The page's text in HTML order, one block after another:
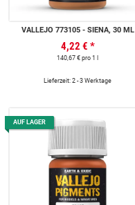
VALLEJO 773105 - SIENA, 30 ML
4,22 € *
140,67 € pro 1 l
Lieferzeit: 2 - 3 Werktage
AUF LAGER